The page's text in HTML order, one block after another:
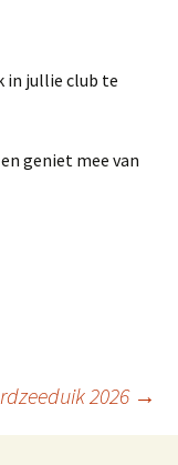
in jullie club te
geniet mee van
2026 →